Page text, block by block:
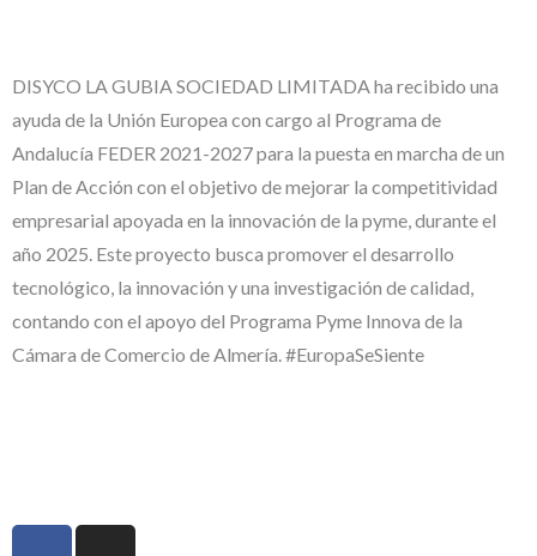
DISYCO LA GUBIA SOCIEDAD LIMITADA ha recibido una
ayuda de la Unión Europea con cargo al Programa de
Andalucía FEDER 2021-2027 para la puesta en marcha de un
Plan de Acción con el objetivo de mejorar la competitividad
empresarial apoyada en la innovación de la pyme, durante el
año 2025. Este proyecto busca promover el desarrollo
tecnológico, la innovación y una investigación de calidad,
contando con el apoyo del Programa Pyme Innova de la
Cámara de Comercio de Almería. #EuropaSeSiente